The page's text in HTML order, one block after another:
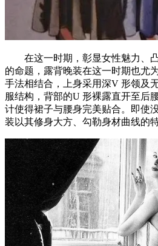
在这一时期，彰显女性魅力、凸
的命题，露背晚装在这一时期也尤
手法相结合，上身采用深V 形领及
服结构，背部的U 形裸露直开至后
计使得裙子与腰身完美贴合。即使
装以其修身大方、勾勒身材曲线的